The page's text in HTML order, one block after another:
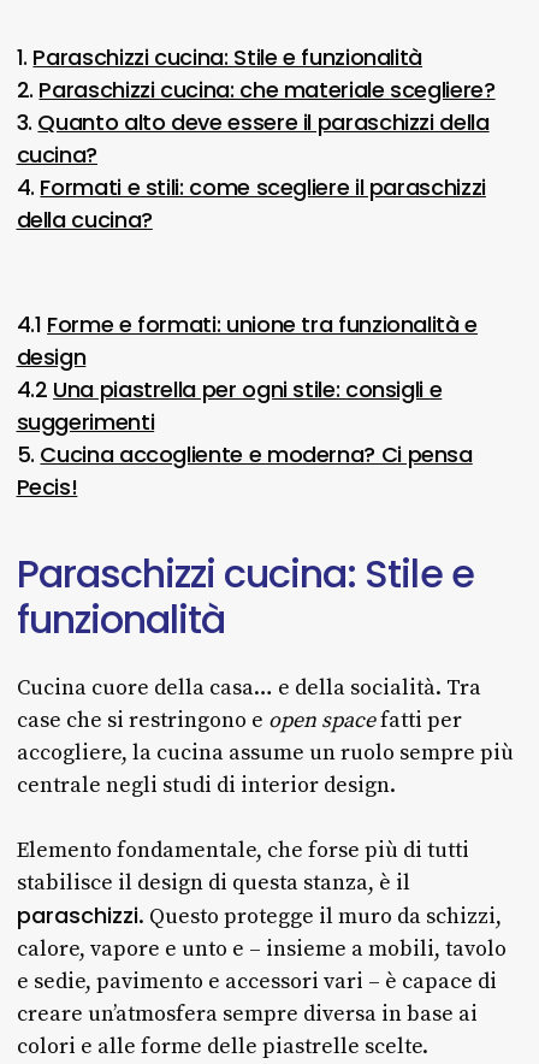
1. Paraschizzi cucina: Stile e funzionalità
2. Paraschizzi cucina: che materiale scegliere?
3. Quanto alto deve essere il paraschizzi della
cucina?
4. Formati e stili: come scegliere il paraschizzi
della cucina?
4.1 Forme e formati: unione tra funzionalità e
design
4.2 Una piastrella per ogni stile: consigli e
suggerimenti
5. Cucina accogliente e moderna? Ci pensa
Pecis!
Paraschizzi cucina: Stilee
funzionalità
Cucina cuore della casa… e della socialità. Tra
case che si restringono e open spacefatti per
accogliere, la cucina assume un ruolo sempre più
centrale negli studi di interior design.
Elemento fondamentale, che forse più di tutti
stabilisce il design di questa stanza, è il
paraschizzi. Questo protegge il muro da schizzi,
calore, vapore e unto e – insieme a mobili, tavolo
e sedie, pavimento e accessori vari – è capace di
creare un’atmosfera sempre diversa in base ai
colori e alle forme delle piastrelle scelte.